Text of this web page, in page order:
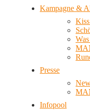
Kampagne &
Presse
Infopool